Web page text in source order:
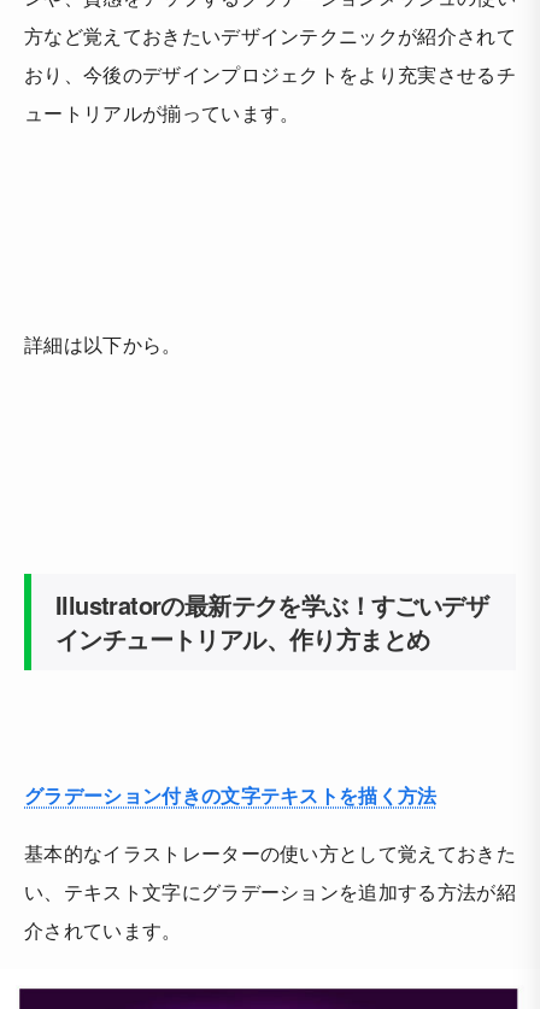
方など覚えておきたいデザインテクニックが紹介されて
おり、今後のデザインプロジェクトをより充実させるチ
ュートリアルが揃っています。
詳細は以下から。
Illustratorの最新テクを学ぶ！すごいデザ
インチュートリアル、作り方まとめ
グラデーション付きの文字テキストを描く方法
基本的なイラストレーターの使い方として覚えておきた
い、テキスト文字にグラデーションを追加する方法が紹
介されています。